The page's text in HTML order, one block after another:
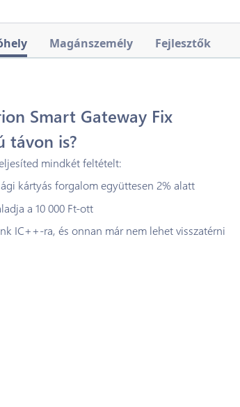
Magánszemély Fejlesztők
Smart Gateway Fix
távon is?
mindkét feltételt:
kártyás forgalom együttesen 2% alatt
a 10 000 Ft-ott
IC++-ra, és onnan már nem lehet visszatérni